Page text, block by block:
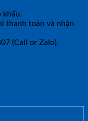
khẩu.
thanh toán và nhận
(Call or Zalo).